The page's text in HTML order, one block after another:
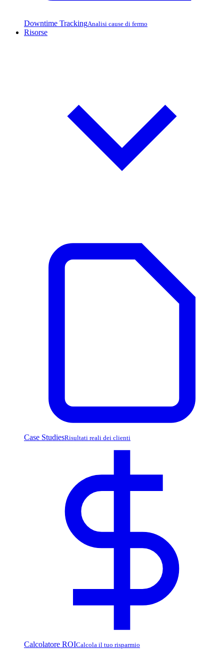
Downtime TrackingAnalisi cause di fermo
Risorse
Case StudiesRisultati reali dei clienti
Calcolatore ROICalcola il tuo risparmio